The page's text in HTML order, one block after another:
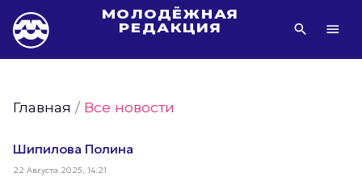
МОЛОДЁЖНАЯ
РЕДАКЦИЯ
Фото Молодёжи Москвы
Фотогалереи Молодёжи Москвы
Главная /Все новости
Шипилова Полина
22 Августа 2025, 14:21